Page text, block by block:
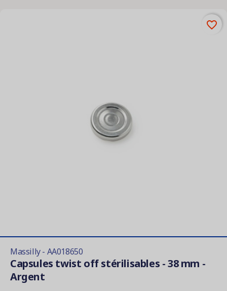
Massilly - AA018650
Capsules twist off stérilisables - 38 mm -
Argent
favorite_border